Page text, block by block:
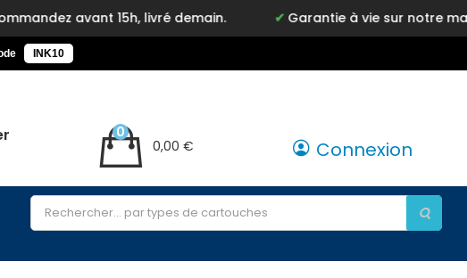
15h, livré demain. Garantie à vie sur notre marque Inkyz
INK10
0,00 €
0
Connexion